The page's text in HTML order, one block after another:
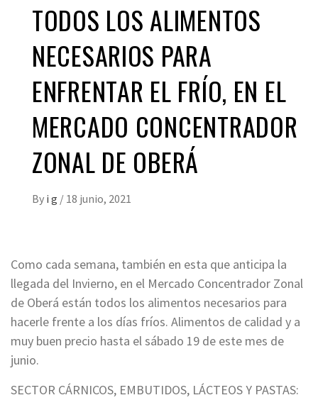
TODOS LOS ALIMENTOS
NECESARIOS PARA
ENFRENTAR EL FRÍO, EN EL
MERCADO CONCENTRADOR
ZONAL DE OBERÁ
By i g / 18 junio, 2021
Como cada semana, también en esta que anticipa la
llegada del Invierno, en el Mercado Concentrador Zonal
de Oberá están todos los alimentos necesarios para
hacerle frente a los días fríos. Alimentos de calidad y a
muy buen precio hasta el sábado 19 de este mes de
junio.
SECTOR CÁRNICOS, EMBUTIDOS, LÁCTEOS Y PASTAS: